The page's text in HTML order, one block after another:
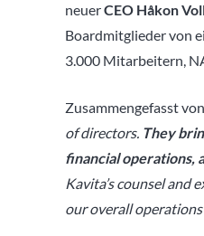
neuerCEO Håkon
Boardmitglieder von
3.000 Mitarbeitern,
Zusammengefasst von
of directors. They
financial operations,
Kavita’s counsel and
our overall operations